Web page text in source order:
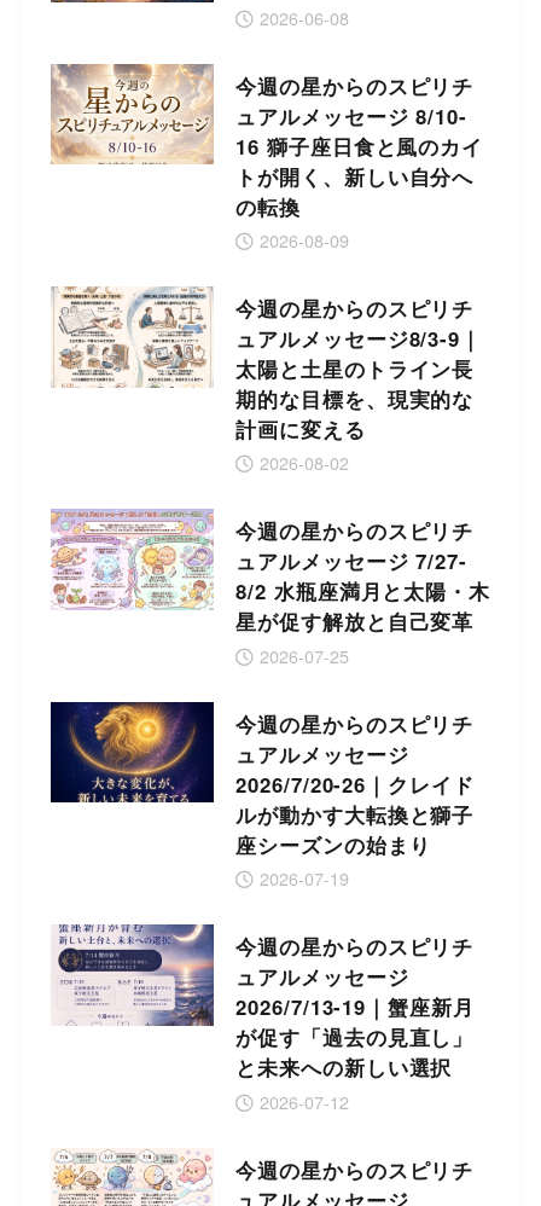
2026-06-08
今週の星からのスピリチ
ュアルメッセージ 8/10-
16 獅子座日食と風のカイ
トが開く、新しい自分へ
の転換
2026-08-09
今週の星からのスピリチ
ュアルメッセージ8/3-9｜
太陽と土星のトライン長
期的な目標を、現実的な
計画に変える
2026-08-02
今週の星からのスピリチ
ュアルメッセージ 7/27-
8/2 水瓶座満月と太陽・木
星が促す解放と自己変革
2026-07-25
今週の星からのスピリチ
ュアルメッセージ
2026/7/20-26｜クレイド
ルが動かす大転換と獅子
座シーズンの始まり
2026-07-19
今週の星からのスピリチ
ュアルメッセージ
2026/7/13-19｜蟹座新月
が促す「過去の見直し」
と未来への新しい選択
2026-07-12
今週の星からのスピリチ
ュアルメッセージ